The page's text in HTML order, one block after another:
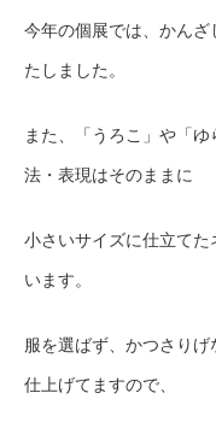
今年の個展では、かん
たしました。
また、「うろこ」や「
法・表現はそのままに
小さいサイズに仕立て
います。
服を選ばず、かつさり
仕上げてますので、